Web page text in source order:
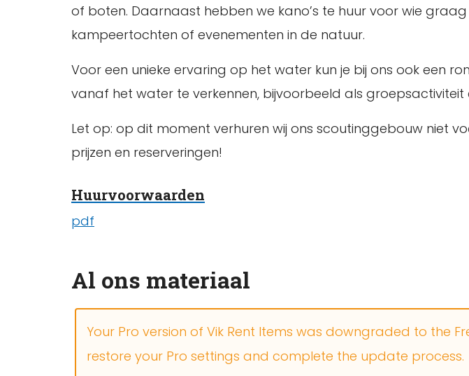
of boten. Daarnaast hebben we kano’s te huur voor wie
kampeertochten of evenementen in de natuur.
Voor een unieke ervaring op het water kun je bij ons ook een
vanaf het water te verkennen, bijvoorbeeld als
Let op: op dit moment verhuren wij ons scoutinggebouw niet
prijzen en reserveringen!
Huurvoorwaarden
pdf
Al ons materiaal
Your Pro version of Vik Rent Items was downgraded to the
restore your Pro settings and complete the update process.